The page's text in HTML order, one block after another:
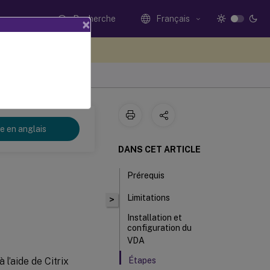
Recherche Français
en anglais
de Citrix
>
DANS CET ARTICLE
Prérequis
Limitations
Installation et
configuration du
VDA
Étapes
×